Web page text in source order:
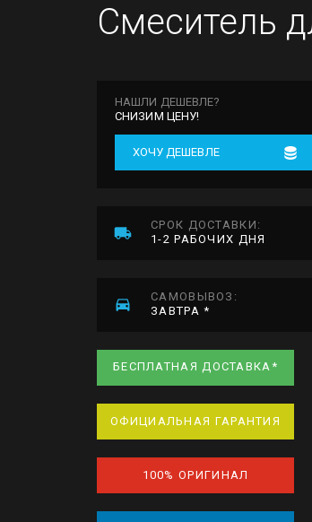
Смеситель
НАШЛИ ДЕШЕВЛЕ?
СНИЗИМ ЦЕНУ!
ХОЧУ ДЕШЕВЛЕ
СРОК ДОСТАВКИ:
1-2 РАБОЧИХ ДНЯ
САМОВЫВОЗ:
ЗАВТРА *
БЕСПЛАТНАЯ ДОСТАВКА*
ОФИЦИАЛЬНАЯ ГАРАНТИЯ
100% ОРИГИНАЛ